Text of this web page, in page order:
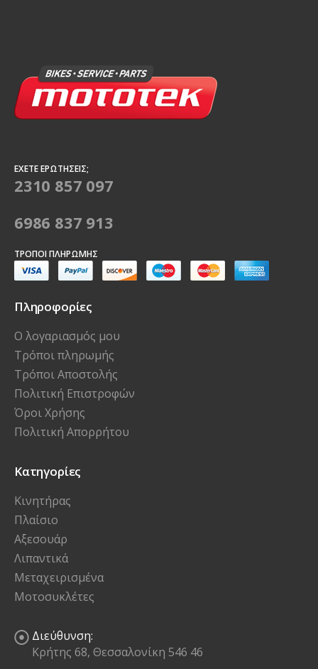
ΈΧΕΤΕ ΕΡΩΤΉΣΕΙΣ;
2310 857 097
6986 837 913
ΤΡΌΠΟΙ ΠΛΗΡΩΜΉΣ
Πληροφορίες
Ο λογαριασμός μου
Τρόποι πληρωμής
Τρόποι Αποστολής
Πολιτική Επιστροφών
Όροι Χρήσης
Πολιτική Απορρήτου
Κατηγορίες
Κινητήρας
Πλαίσιο
Αξεσουάρ
Λιπαντικά
Μεταχειρισμένα
Μοτοσυκλέτες
Διεύθυνση:
Κρήτης 68, Θεσσαλονίκη 546 46